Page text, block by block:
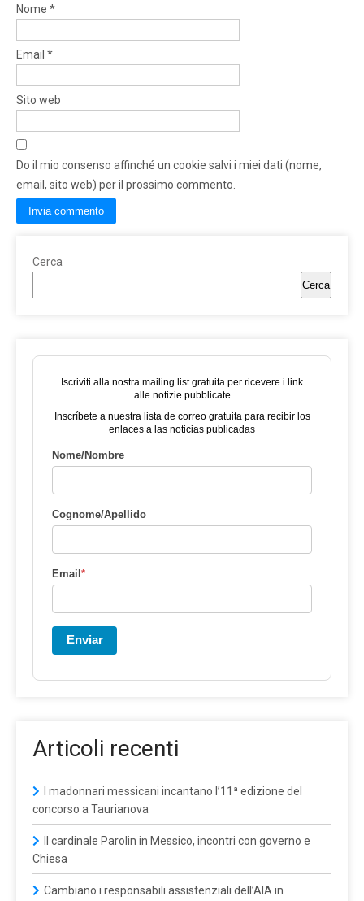
Nome *
Email *
Sito web
Do il mio consenso affinché un cookie salvi i miei dati (nome,
email, sito web) per il prossimo commento.
Cerca
Cerca
Iscriviti alla nostra mailing list gratuita per ricevere i link
alle notizie pubblicate
Inscríbete a nuestra lista de correo gratuita para recibir los
enlaces a las noticias publicadas
Nome/Nombre
Cognome/Apellido
Email*
Enviar
Articoli recenti
I madonnari messicani incantano l’11ª edizione del
concorso a Taurianova
Il cardinale Parolin in Messico, incontri con governo e
Chiesa
Cambiano i responsabili assistenziali dell’AIA in